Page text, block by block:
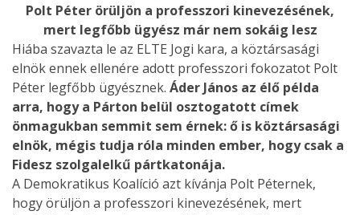
Polt Péter örüljön a professzori kinevezésének,
mert legfőbb ügyész már nem sokáig lesz
Hiába szavazta le az ELTE Jogi kara, a köztársasági
elnök ennek ellenére adott professzori fokozatot Polt
Péter legfőbb ügyésznek. Áder János az élő példa
arra, hogy a Párton belül osztogatott címek
önmagukban semmit sem érnek: ő is köztársasági
elnök, mégis tudja róla minden ember, hogy csak a
Fidesz szolgalelkű pártkatonája.
A Demokratikus Koalíció azt kívánja Polt Péternek,
hogy örüljön a professzori kinevezésének, mert